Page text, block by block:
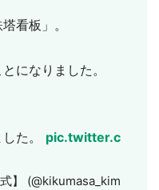
看板」。
になりました。
た。 pic.twitter.c
】 (@kikumasa_kim